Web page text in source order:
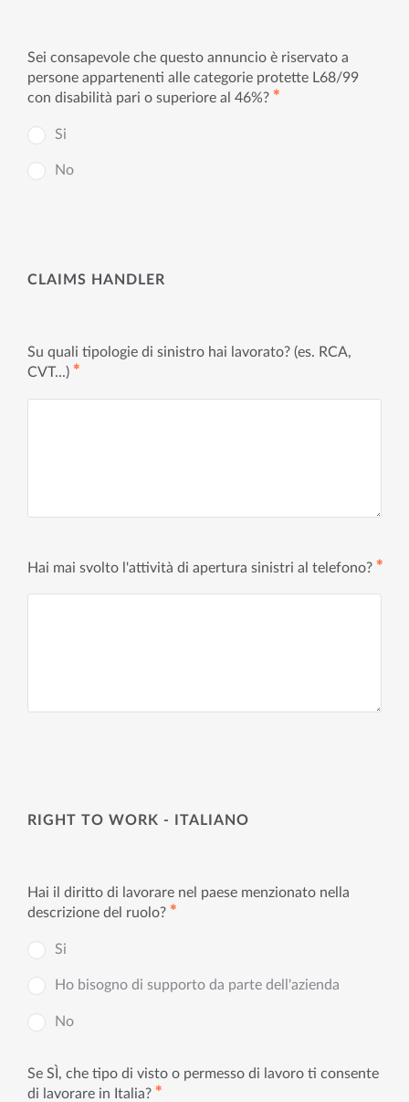
Sei consapevole che questo annuncio è riservato a
persone appartenenti alle categorie protette L68/99
con disabilità pari o superiore al 46%? ✱
Si
No
CLAIMS HANDLER
Su quali tipologie di sinistro hai lavorato? (es. RCA,
CVT...) ✱
Hai mai svolto l'attività di apertura sinistri al telefono? ✱
RIGHT TO WORK - ITALIANO
Hai il diritto di lavorare nel paese menzionato nella
descrizione del ruolo? ✱
Si
Ho bisogno di supporto da parte dell'azienda
No
Se SÌ, che tipo di visto o permesso di lavoro ti consente
di lavorare in Italia? ✱